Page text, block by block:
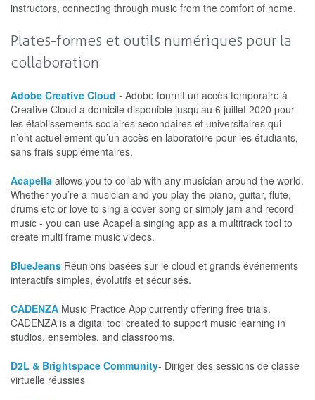
instructors, connecting through music from the comfort of home.
Plates-formes et outils numériques pour la
collaboration
Adobe Creative Cloud - Adobe fournit un accès temporaire à
Creative Cloud à domicile disponible jusqu’au 6 juillet 2020 pour
les établissements scolaires secondaires et universitaires qui
n’ont actuellement qu’un accès en laboratoire pour les étudiants,
sans frais supplémentaires.
Acapella allows you to collab with any musician around the world.
Whether you’re a musician and you play the piano, guitar, flute,
drums etc or love to sing a cover song or simply jam and record
music - you can use Acapella singing app as a multitrack tool to
create multi frame music videos.
BlueJeans Réunions basées sur le cloud et grands événements
interactifs simples, évolutifs et sécurisés.
CADENZA Music Practice App currently offering free trials.
CADENZA is a digital tool created to support music learning in
studios, ensembles, and classrooms.
D2L & Brightspace Community- Diriger des sessions de classe
virtuelle réussies